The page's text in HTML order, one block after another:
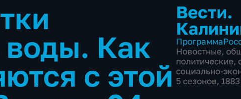
воды. Как
с этой
Вести.
Программа
Новостные,
политические,
социально-
5 сезонов,